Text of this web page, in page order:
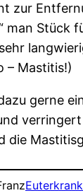
zur
man Stück
– Mastitis!)
gerne
die